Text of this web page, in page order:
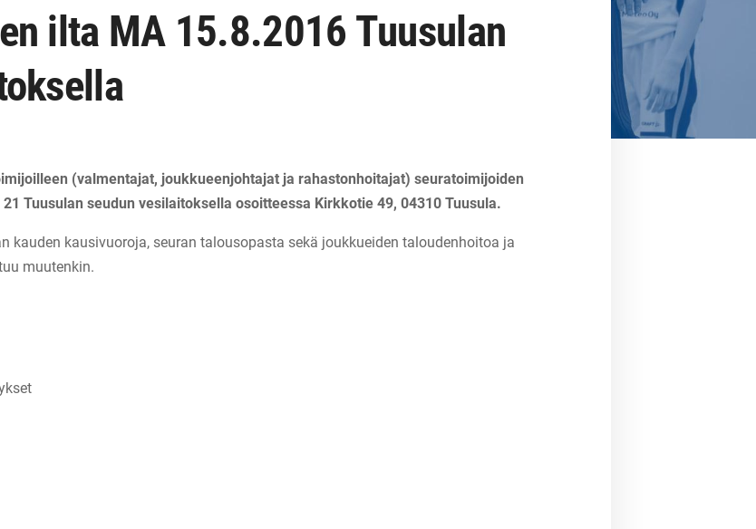
ilta MA 15.8.2016 Tuusulan
(valmentajat, joukkueenjohtajat ja rahastonhoitajat) seuratoimijoiden
Tuusulan seudun vesilaitoksella osoitteessa Kirkkotie 49, 04310 Tuusula.
kauden kausivuoroja, seuran talousopasta sekä joukkueiden taloudenhoitoa ja
muutenkin.